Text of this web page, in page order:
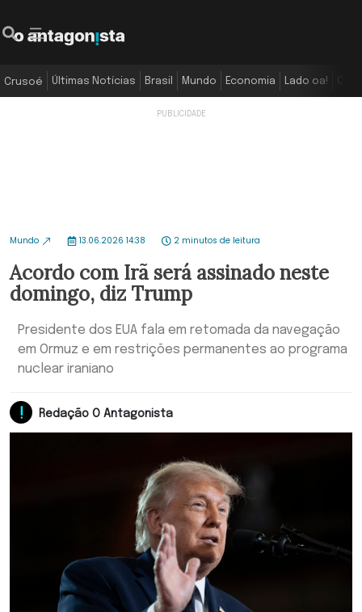
Crusoé Últimas Notícias Brasil Mundo Economia Lado oa!
Mundo 13.06.2026 14:38 2 minutos de leitura
Acordo com Irã será assinado neste
domingo, diz Trump
Presidente dos EUA fala em retomada da navegação
em Ormuz e em restrições permanentes ao programa
nuclear iraniano
Redação O Antagonista